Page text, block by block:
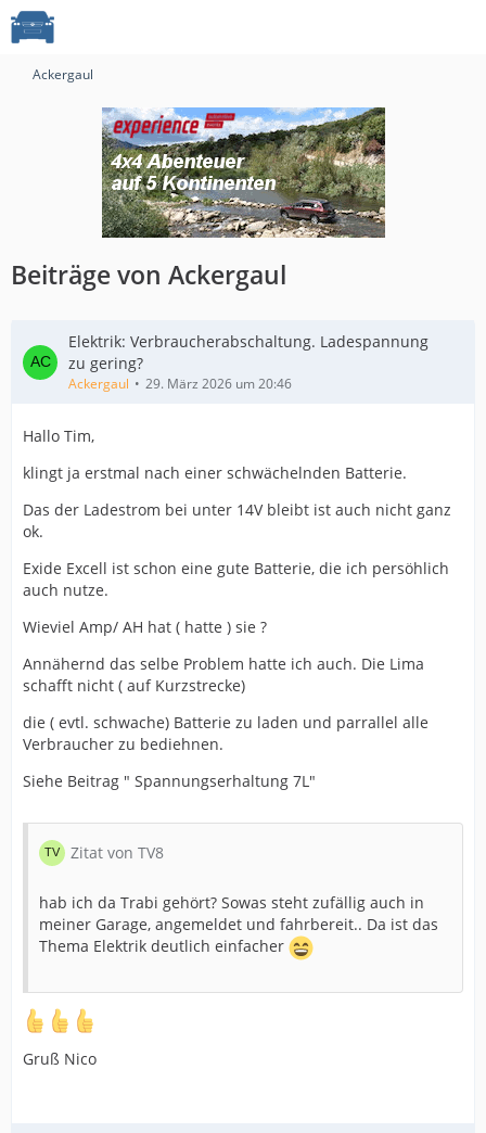
Ackergaul
Beiträge von Ackergaul
Elektrik: Verbraucherabschaltung. Ladespannung
zu gering?
Ackergaul 29. März 2026 um 20:46
Hallo Tim,
klingt ja erstmal nach einer schwächelnden Batterie.
Das der Ladestrom bei unter 14V bleibt ist auch nicht ganz
ok.
Exide Excell ist schon eine gute Batterie, die ich persöhlich
auch nutze.
Wieviel Amp/ AH hat ( hatte ) sie ?
Annähernd das selbe Problem hatte ich auch. Die Lima
schafft nicht ( auf Kurzstrecke)
die ( evtl. schwache) Batterie zu laden und parrallel alle
Verbraucher zu bediehnen.
Siehe Beitrag " Spannungserhaltung 7L"
Zitat von TV8
hab ich da Trabi gehört? Sowas steht zufällig auch in
meiner Garage, angemeldet und fahrbereit.. Da ist das
Thema Elektrik deutlich einfacher
Gruß Nico